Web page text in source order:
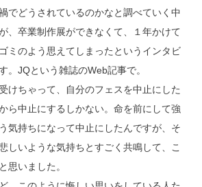
でどうされているのかなと調べていく中
、卒業制作展ができなくて、１年かけて
ミのよう思えてしまったというインタビ
。JQという雑誌のWeb記事で。
けちゃって、自分のフェスを中止にした
ら中止にするしかない。命を前にして強
気持ちになって中止にしたんですが、そ
しいような気持ちとすごく共鳴して、こ
思いました。